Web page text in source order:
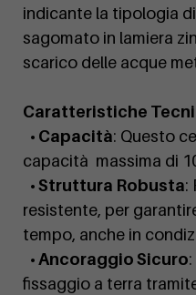
indicante la tipologia
sagomato in lamiera
scarico delle acque
Caratteristiche
• Capacità: Questo
capacità massima di
• Struttura Robusta:
resistente, per
tempo, anche in
• Ancoraggio Sicuro
fissaggio a terra